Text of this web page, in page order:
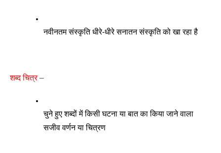
नवीनतम संस्कृति धीरे-धीरे सनातन संस्कृति को खा रहा है
शब्द चित्र –
चुने हुए शब्दों में किसी घटना या बात का किया जाने वाला
सजीव वर्णन या चित्रण